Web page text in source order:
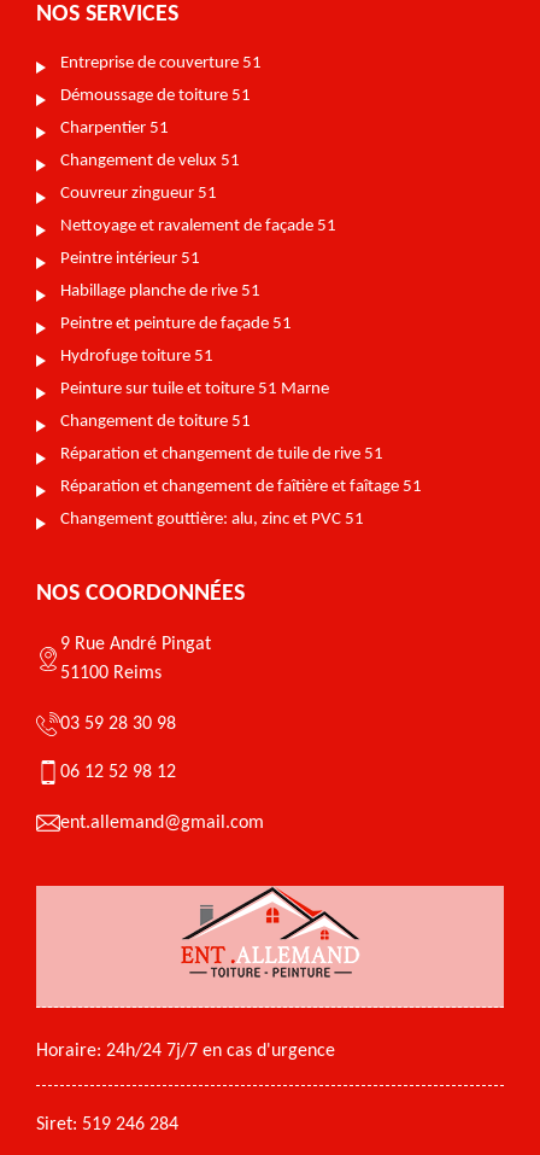
NOS SERVICES
Entreprise de couverture 51
Démoussage de toiture 51
Charpentier 51
Changement de velux 51
Couvreur zingueur 51
Nettoyage et ravalement de façade 51
Peintre intérieur 51
Habillage planche de rive 51
Peintre et peinture de façade 51
Hydrofuge toiture 51
Peinture sur tuile et toiture 51 Marne
Changement de toiture 51
Réparation et changement de tuile de rive 51
Réparation et changement de faîtière et faîtage 51
Changement gouttière: alu, zinc et PVC 51
NOS COORDONNÉES
9 Rue André Pingat
51100 Reims
03 59 28 30 98
06 12 52 98 12
ent.allemand@gmail.com
Horaire: 24h/24 7j/7 en cas d'urgence
Siret: 519 246 284